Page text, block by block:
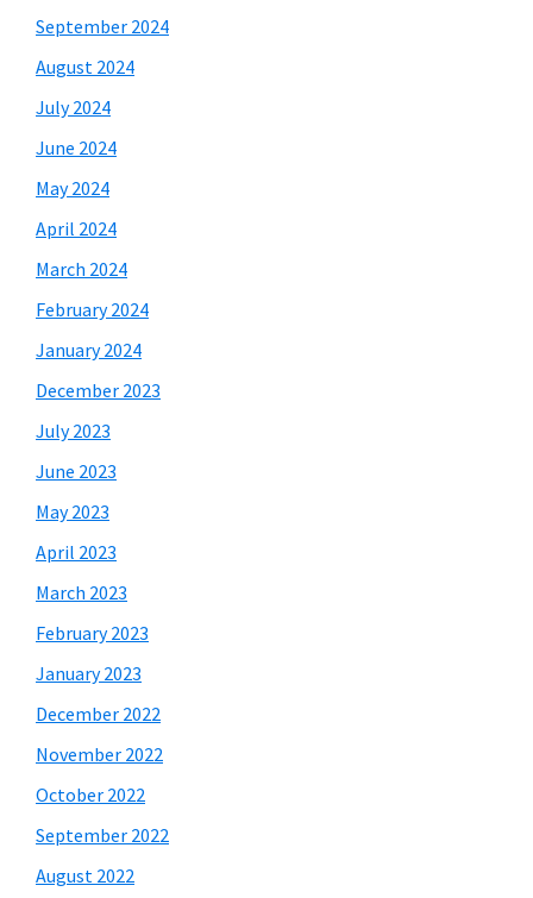
September 2024
August 2024
July 2024
June 2024
May 2024
April 2024
March 2024
February 2024
January 2024
December 2023
July 2023
June 2023
May 2023
April 2023
March 2023
February 2023
January 2023
December 2022
November 2022
October 2022
September 2022
August 2022